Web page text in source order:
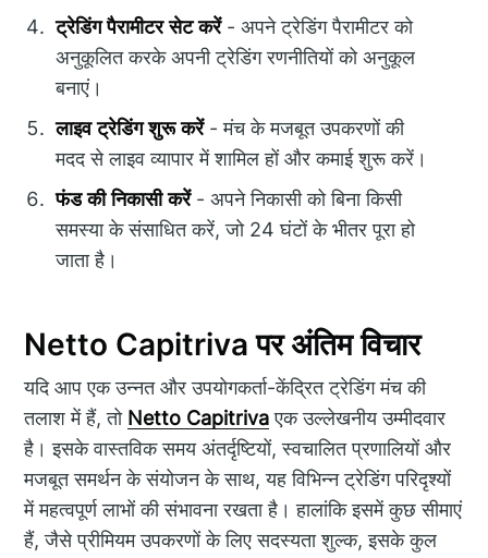
ट्रेडिंग पैरामीटर सेट करें- अपने ट्रेडिंग पैरामीटर को
अनुकूलित करके अपनी ट्रेडिंग रणनीतियों को अनुकूल
बनाएं।
लाइव ट्रेडिंग शुरू करें- मंच के मजबूत उपकरणों की
मदद से लाइव व्यापार में शामिल हों और कमाई शुरू करें।
फंड की निकासी करें- अपने निकासी को बिना किसी
समस्या के संसाधित करें, जो 24 घंटों के भीतर पूरा हो
जाता है।
Netto Capitriva पर अंतिम विचार
यदि आप एक उन्नत और उपयोगकर्ता-केंद्रित ट्रेडिंग मंच की
तलाश में हैं, तो Netto Capitrivaएक उल्लेखनीय उम्मीदवार
है। इसके वास्तविक समय अंतर्दृष्टियों, स्वचालित प्रणालियों और
मजबूत समर्थन के संयोजन के साथ, यह विभिन्न ट्रेडिंग परिदृश्यों
में महत्वपूर्ण लाभों की संभावना रखता है। हालांकि इसमें कुछ सीमाएं
हैं, जैसे प्रीमियम उपकरणों के लिए सदस्यता शुल्क, इसके कुल